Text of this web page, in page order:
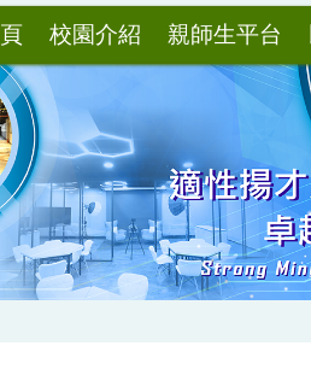
校園介紹 親師生平台